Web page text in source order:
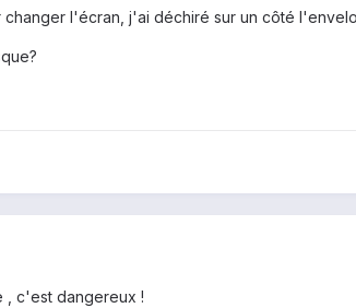
changer l'écran, j'ai déchiré sur un côté
, c'est dangereux !